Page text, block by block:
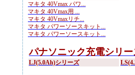
マキタ 40Vmax パワ...
マキタ 40Vmax用 ...
マキタ 40Vmaxリチ...
マキタ パワーソースキット...
マキタ パワーソースキット...
パナソニック充電シリー
LJ(5.0Ah)シリーズ